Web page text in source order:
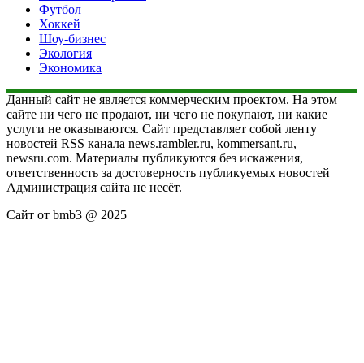
Футбол
Хоккей
Шоу-бизнес
Экология
Экономика
Данный сайт не является коммерческим проектом. На этом
сайте ни чего не продают, ни чего не покупают, ни какие
услуги не оказываются. Сайт представляет собой ленту
новостей RSS канала news.rambler.ru, kommersant.ru,
newsru.com. Материалы публикуются без искажения,
ответственность за достоверность публикуемых новостей
Администрация сайта не несёт.
Сайт от bmb3 @ 2025